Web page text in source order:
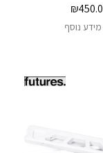
₪
מידע נוסף